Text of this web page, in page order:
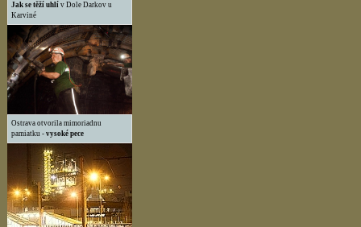
Jak se těží uhlí v Dole Darkov u
Karviné
Ostrava otvorila mimoriadnu
pamiatku - vysoké pece